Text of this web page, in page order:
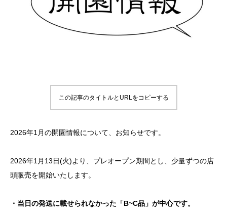
この記事のタイトルとURLをコピーする
2026年1月の開園情報について、お知らせです。
2026年1月13日(火)より、プレオープン期間とし、少量ずつの店
頭販売を開始いたします。
・当日の発送に載せられなかった「B~C品」が中心です。